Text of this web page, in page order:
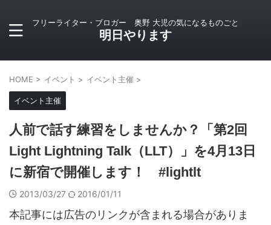
フリーライター・ブロガー 奥野 大児の気になるものごと
明日やります
HOME > イベント > イベント主催 >
イベント主催
人前で話す練習をしませんか？「第2回
Light Lightning Talk（LLT）」を4月13日
に新宿で開催します！ #lightlt
2013/03/27 2016/01/11
本記事には広告のリンクが含まれる場合がありま